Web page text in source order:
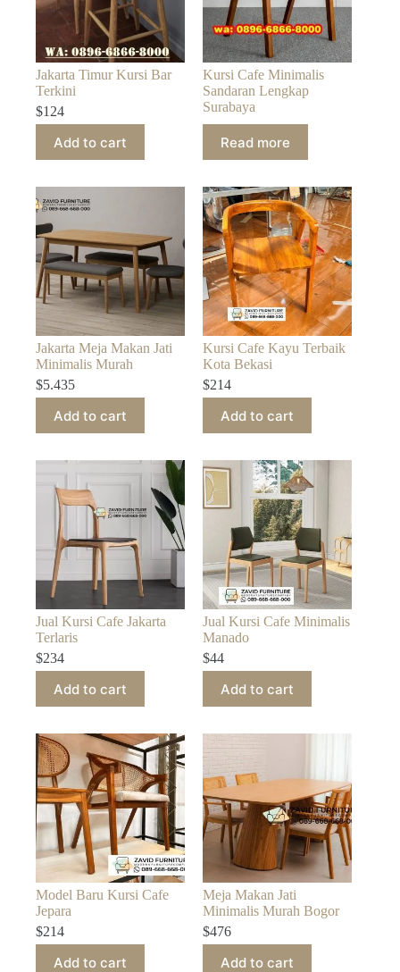
Jakarta Timur Kursi Bar
Terkini
$124
Add to cart
Kursi Cafe Minimalis
Sandaran Lengkap
Surabaya
Read more
Jakarta Meja Makan Jati
Minimalis Murah
$5.435
Add to cart
Kursi Cafe Kayu Terbaik
Kota Bekasi
$214
Add to cart
Jual Kursi Cafe Jakarta
Terlaris
$234
Add to cart
Jual Kursi Cafe Minimalis
Manado
$44
Add to cart
Model Baru Kursi Cafe
Jepara
$214
Add to cart
Meja Makan Jati
Minimalis Murah Bogor
$476
Add to cart